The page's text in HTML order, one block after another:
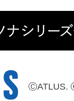
ⒸATLUS.